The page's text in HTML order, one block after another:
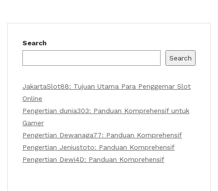
Search
Search
JakartaSlot88: Tujuan Utama Para Penggemar Slot
Online
Pengertian dunia303: Panduan Komprehensif untuk
Gamer
Pengertian Dewanaga77: Panduan Komprehensif
Pengertian Jeniustoto: Panduan Komprehensif
Pengertian Dewi4D: Panduan Komprehensif